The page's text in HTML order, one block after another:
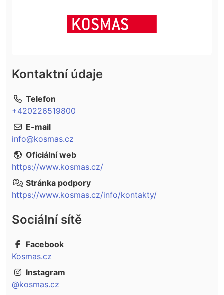
Kontaktní údaje
Telefon
+420226519800
E-mail
info@kosmas.cz
Oficiální web
https://www.kosmas.cz/
Stránka podpory
https://www.kosmas.cz/info/kontakty/
Sociální sítě
Facebook
Kosmas.cz
Instagram
@kosmas.cz